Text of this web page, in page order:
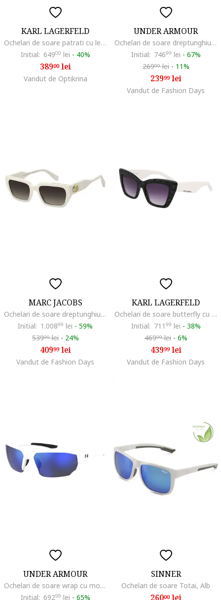
KARL LAGERFELD
Ochelari de soare patrati cu lentile in degrade, Alb/Negru
Initial: 64900 lei - 40%
38900lei
Vandut de Optikrina
UNDER ARMOUR
Ochelari de soare dreptunghiulari cu logo discret si model unisex, Alb
Initial: 74699 lei - 67%
26999lei - 11%
23999lei
Vandut de Fashion Days
MARC JACOBS
Ochelari de soare dreptunghiulari, Auriu/Alb fildes
Initial: 1.00899 lei - 59%
53999lei - 24%
40999lei
Vandut de Fashion Days
KARL LAGERFELD
Ochelari de soare butterfly cu lentile in degrade, Negdwqfru, Alb/Negru
Initial: 711 99 lei - 38%
46999lei - 6%
43999lei
Vandut de Fashion Days
UNDER ARMOUR
Ochelari de soare wrap cu model unisex, Alb/Negru
Initial: 69299 lei - 65%
SINNER
Ochelari de soare Totai, Alb
26000lei